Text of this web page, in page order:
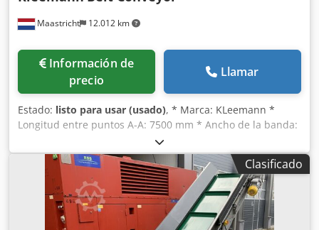
Maastricht 12.012 km
Información de
precio
Llamar
Estado: listo para usar (usado), * Marca: KLeemann *
Longitud entre puntos A-A: 7500 mm * Ancho de la banda:
650 mm * Transmisión: unidad de engranajes de 7,5 kW
Codjywm Sbspfx Aitoha * Disponibles en stock: 1 unidad
Clasificado